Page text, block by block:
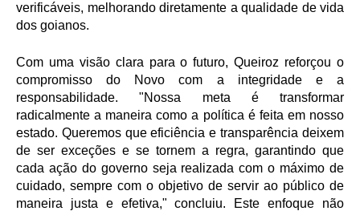
verificáveis, melhorando diretamente a qualidade de vida
dos goianos.
Com uma visão clara para o futuro, Queiroz reforçou o
compromisso do Novo com a integridade e a
responsabilidade. "Nossa meta é transformar
radicalmente a maneira como a política é feita em nosso
estado. Queremos que eficiência e transparência deixem
de ser exceções e se tornem a regra, garantindo que
cada ação do governo seja realizada com o máximo de
cuidado, sempre com o objetivo de servir ao público de
maneira justa e efetiva," concluiu. Este enfoque não